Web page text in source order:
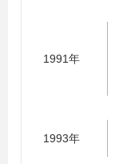
1991年
1993年